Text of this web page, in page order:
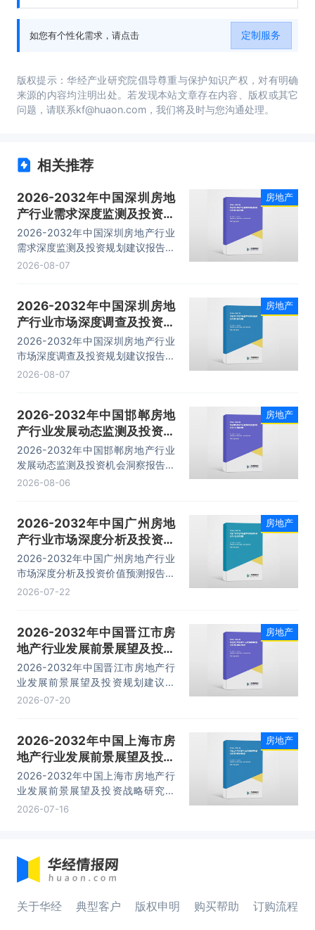
如您有个性化需求，请点击 定制服务
版权提示：华经产业研究院倡导尊重与保护知识产权，对有明确
来源的内容均注明出处。若发现本站文章存在内容、版权或其它
问题，请联系kf@huaon.com，我们将及时与您沟通处理。
相关推荐
2026-2032年中国深圳房地
产行业需求深度监测及投资规
划建议报告
2026-2032年中国深圳房地产行业
需求深度监测及投资规划建议报告，
主要包括政策分析、发展趋势预测、
2026-08-07
房地产
2026-2032年中国深圳房地
产行业市场深度调查及投资规
划建议报告
2026-2032年中国深圳房地产行业
市场深度调查及投资规划建议报告，
主要包括行业投资策略分析、投资风
2026-08-07
房地产
2026-2032年中国邯郸房地
产行业发展动态监测及投资机
会洞察报告
2026-2032年中国邯郸房地产行业
发展动态监测及投资机会洞察报告，
主要包括行业投资策略分析、投资风
2026-08-06
房地产
2026-2032年中国广州房地
产行业市场深度分析及投资价
值预测报告
2026-2032年中国广州房地产行业
市场深度分析及投资价值预测报告，
主要包括市场分析、重点企业分析、
2026-07-22
房地产
2026-2032年中国晋江市房
地产行业发展前景展望及投资
规划建议报告
2026-2032年中国晋江市房地产行
业发展前景展望及投资规划建议报
告，主要包括竞争格局分析、关键性
容。
2026-07-20
房地产
2026-2032年中国上海市房
地产行业发展前景展望及投资
战略研究报告
2026-2032年中国上海市房地产行
业发展前景展望及投资战略研究报
告，主要包括企业融资规模及渠道分
2026-07-16
房地产
关于华经 典型客户 版权申明 购买帮助 订购流程